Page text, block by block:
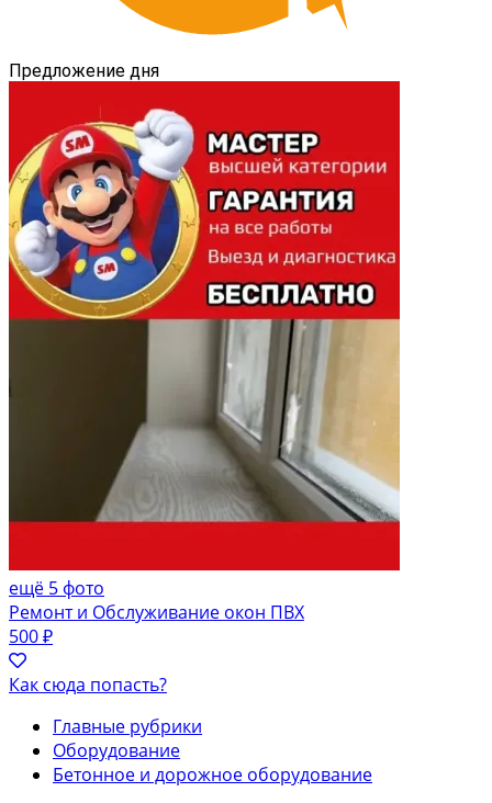
Предложение дня
ещё 5 фото
Ремонт и Обслуживание окон ПВХ
500 ₽
Как сюда попасть?
Главные рубрики
Оборудование
Бетонное и дорожное оборудование